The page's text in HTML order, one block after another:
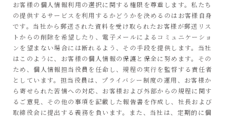
お客様の個人情報利用の選択に関する権限を尊重します。私たち
の提供するサービスを利用するかどうかを決めるのはお客様自身
です。当社から郵送された資料を受け取られたお客様が郵送リス
トからの削除を希望したり、電子メールによるコミュニケーショ
ンを望まない場合には断れるよう、その手段を提供します。当社
はこのように、お客様の個人情報の保護と保全に努めます。その
ため、個人情報担当役員を任命し、規程の実行を監督する責任者
としています。担当役員は、プライバシー制度の運用、お客様か
ら寄せられた苦情への対応、お客様および外部からの規程に関す
るご意見、その他の事項を記載した報告書を作成し、社長および
取締役会に提出する義務を負います。また、当社は、定期的に個